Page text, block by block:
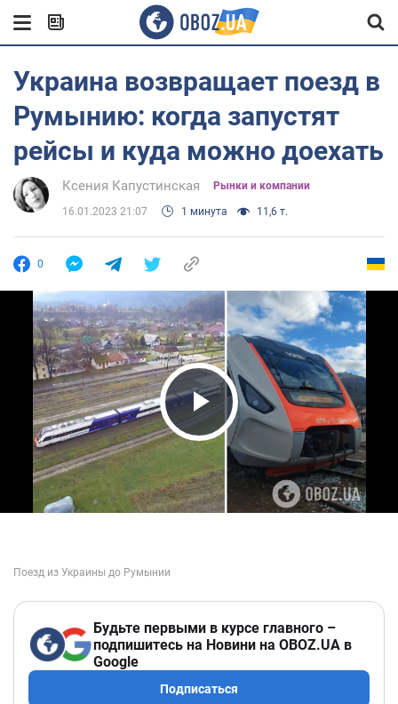
Украина возвращает поезд в
Румынию: когда запустят
рейсы и куда можно доехать
Ксения Капустинская Рынки и компании
16.01.2023 21:07 1 минута 11,6 т.
0
Play Video
Будьте первыми в курсе главного –
подпишитесь на Новини на OBOZ.UA в
Google
Подписаться